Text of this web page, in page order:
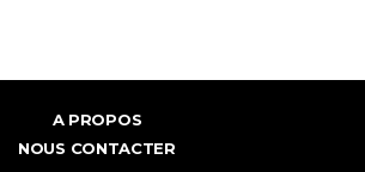
A PROPOS
NOUS CONTACTER